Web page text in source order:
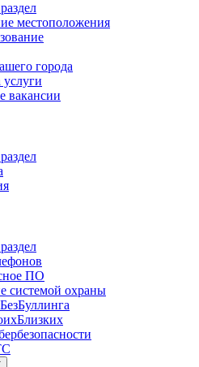
местоположения
города
вакансии
ПО
системой охраны